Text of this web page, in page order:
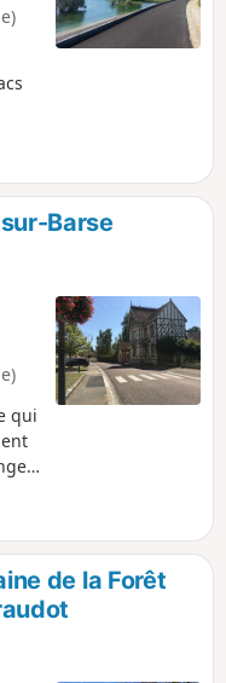
Barse
qui
de la Forêt